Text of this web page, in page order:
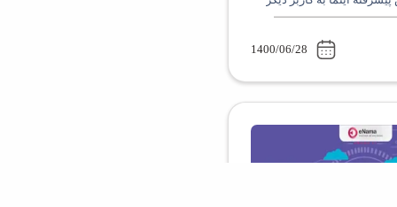
1400/06/28